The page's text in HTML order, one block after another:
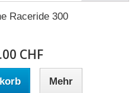
Raceride 300
CHF
Mehr